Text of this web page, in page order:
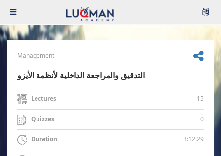
Management
التدقيق والمراجعة الداخلية لأنظمة الأيزو
Lectures 15
Quizzes 0
Duration 3:12:29